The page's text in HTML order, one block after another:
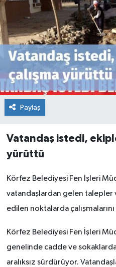
Paylaş
Vatandaş istedi,
yürüttü
Körfez Belediyesi Fen İşleri
vatandaşlardan gelen talepler
edilen noktalarda
Körfez Belediyesi Fen İşleri
genelinde cadde ve
aralıksız sürdürüyor.